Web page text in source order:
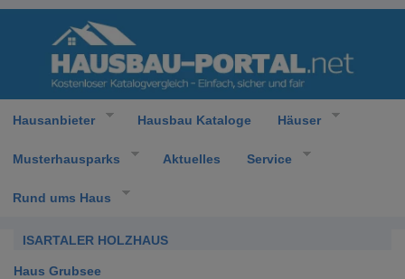
Hausanbieter Hausbau Kataloge Häuser
Musterhausparks Aktuelles Service
Rund ums Haus
ISARTALER HOLZHAUS
Haus Grubsee